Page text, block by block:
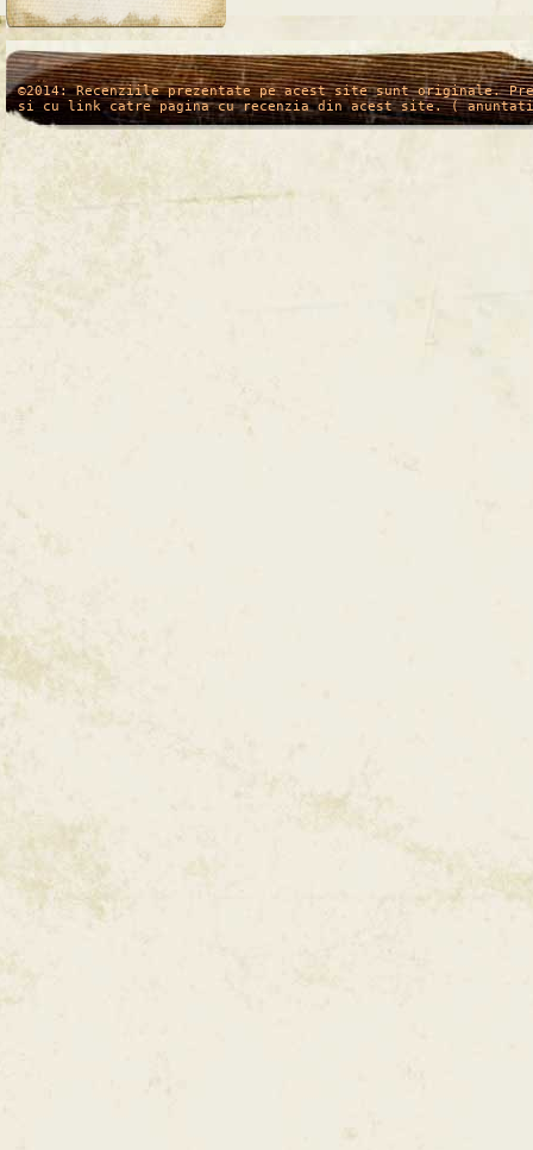
/* */
©2014: Recenziile prezentate pe acest site sunt originale.
si cu link catre pagina cu recenzia din acest site. (